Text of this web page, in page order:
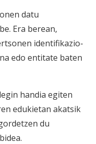
datu
Era berean,
identifikazio-
edo entitate baten
handia egiten
edukietan akatsik
du